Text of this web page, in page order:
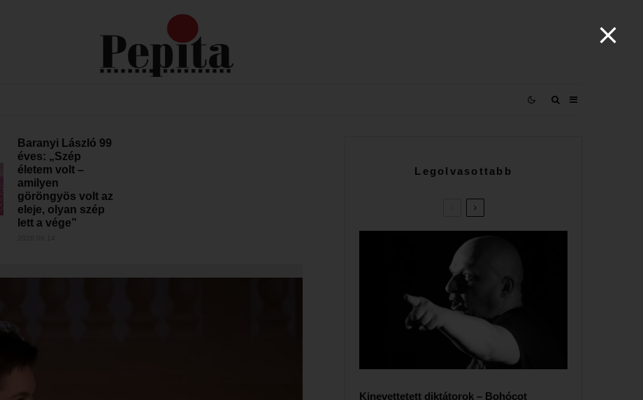
Baranyi László 99
éves: „Szép
életem volt –
amilyen
göröngyös volt az
eleje, olyan szép
lett a vége”
Legolvasottabb
Kinevettetett diktátorok – Bohócot